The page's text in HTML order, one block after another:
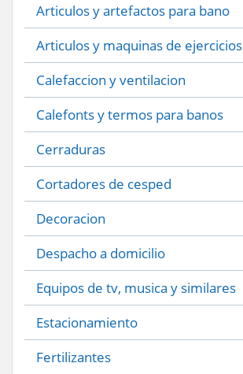
Articulos y artefactos para bano
Articulos y maquinas de ejercicios
Calefaccion y ventilacion
Calefonts y termos para banos
Cerraduras
Cortadores de cesped
Decoracion
Despacho a domicilio
Equipos de tv, musica y similares
Estacionamiento
Fertilizantes